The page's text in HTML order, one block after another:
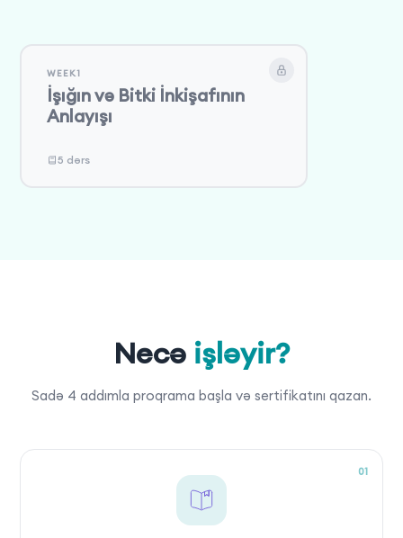
WEEK1
İşığın və Bitki İnkişafının
Anlayışı
5 dərs
Necə işləyir?
Sadə 4 addımla proqrama başla və sertifikatını qazan.
01